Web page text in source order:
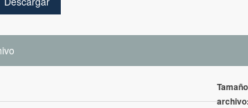
archivo: